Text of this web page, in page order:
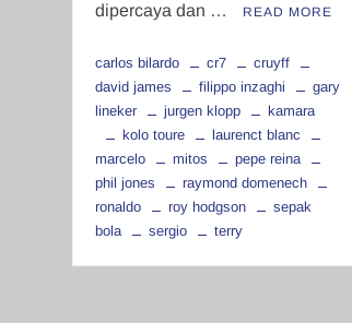
dipercaya dan …
READ MORE
carlos bilardo cr7
cruyff
david james
filippo inzaghi
gary
lineker
jurgen klopp
kamara
kolo toure
laurenct blanc
marcelo
mitos
pepe reina
phil jones
raymond domenech
ronaldo
roy hodgson
sepak
bola
sergio terry